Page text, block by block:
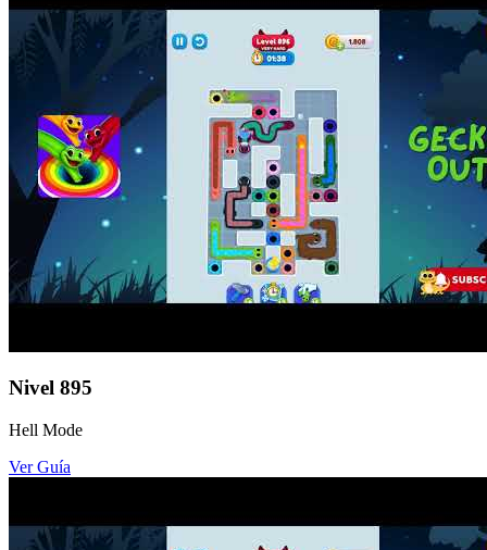
Nivel 895
Hell Mode
Ver Guía